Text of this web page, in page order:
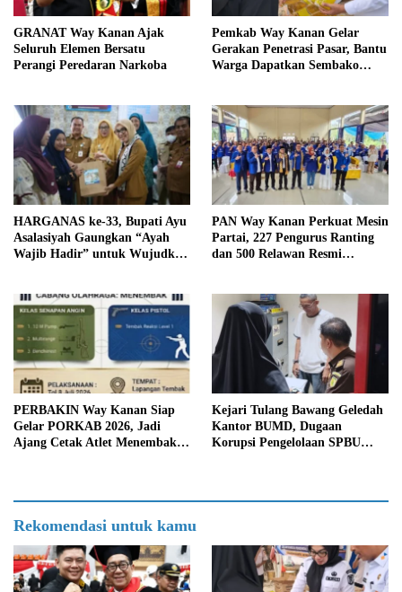
GRANAT Way Kanan Ajak
Seluruh Elemen Bersatu
Perangi Peredaran Narkoba
Pemkab Way Kanan Gelar
Gerakan Penetrasi Pasar, Bantu
Warga Dapatkan Sembako
HARGANAS ke-33, Bupati Ayu
Asalasiyah Gaungkan “Ayah
Wajib Hadir” untuk Wujudkan
PAN Way Kanan Perkuat Mesin
Partai, 227 Pengurus Ranting
dan 500 Relawan Resmi
PERBAKIN Way Kanan Siap
Gelar PORKAB 2026, Jadi
Ajang Cetak Atlet Menembak
Kejari Tulang Bawang Geledah
Kantor BUMD, Dugaan
Korupsi Pengelolaan SPBU
Rekomendasi untuk kamu